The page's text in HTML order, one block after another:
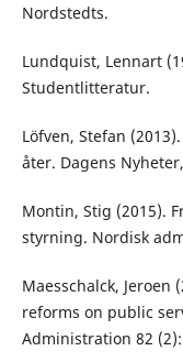
Nordstedts.
Lundquist, Lennart
Studentlitteratur.
Löfven, Stefan
åter. Dagens
Montin, Stig (2015).
styrning. Nordisk
Maesschalck, Jeroen
reforms on public
Administration 82 (2):